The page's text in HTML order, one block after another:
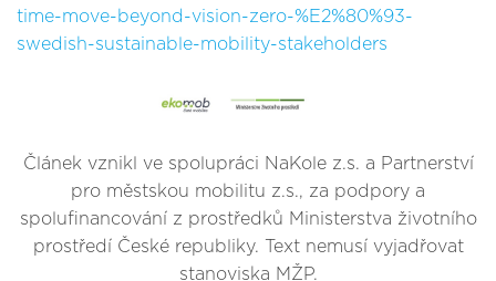
time-move-beyond-vision-zero-%E2%80%93-
swedish-sustainable-mobility-stakeholders
Článek vznikl ve spolupráci NaKole z.s. a Partnerství
pro městskou mobilitu z.s., za podpory a
spolufinancování z prostředků Ministerstva životního
prostředí České republiky. Text nemusí vyjadřovat
stanoviska MŽP.